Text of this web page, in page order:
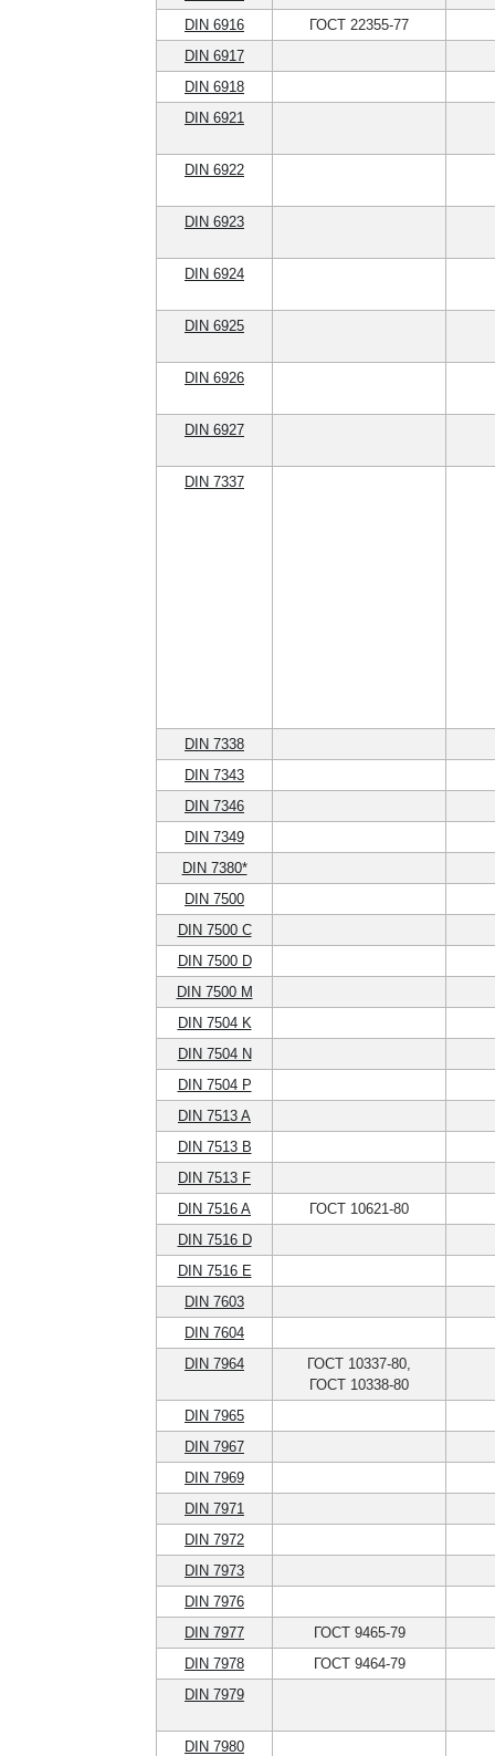
DIN 6916
ГОСТ 22355-77
DIN 6917
DIN 6918
DIN 6921
DIN 6922
DIN 6923
DIN 6924
DIN 6925
DIN 6926
DIN 6927
DIN 7337
DIN 7338
DIN 7343
DIN 7346
DIN 7349
DIN 7380*
DIN 7500
DIN 7500 C
DIN 7500 D
DIN 7500 M
DIN 7504 K
DIN 7504 N
DIN 7504 P
DIN 7513 A
DIN 7513 B
DIN 7513 F
DIN 7516 A
ГОСТ 10621-80
DIN 7516 D
DIN 7516 E
DIN 7603
DIN 7604
DIN 7964
ГОСТ 10337-80,
ГОСТ 10338-80
DIN 7965
DIN 7967
DIN 7969
DIN 7971
DIN 7972
DIN 7973
DIN 7976
DIN 7977
ГОСТ 9465-79
DIN 7978
ГОСТ 9464-79
DIN 7979
DIN 7980